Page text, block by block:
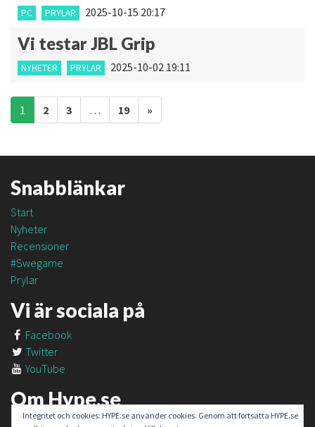
PC PRYLAR 2025-10-15 20:17
Vi testar JBL Grip
NYHETER PRYLAR 2025-10-02 19:11
Inläggsnavigering
1 2 3 … 19 »
Snabblänkar
Start
Nyheter
Recensioner
#Swegame
Prylar
Vi är sociala på
Facebook
Twitter
YouTube
Om Hype.se
Om oss
Integritet och cookies: HYPE.se använder cookies. Genom att fortsätta HYPE.se